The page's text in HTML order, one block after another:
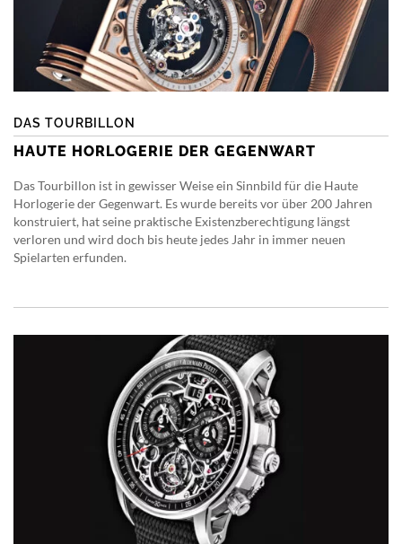
DAS TOURBILLON
HAUTE HORLOGERIE DER GEGENWART
Das Tourbillon ist in gewisser Weise ein Sinnbild für die Haute
Horlogerie der Gegenwart. Es wurde bereits vor über 200 Jahren
konstruiert, hat seine praktische Existenzberechtigung längst
verloren und wird doch bis heute jedes Jahr in immer neuen
Spielarten erfunden.